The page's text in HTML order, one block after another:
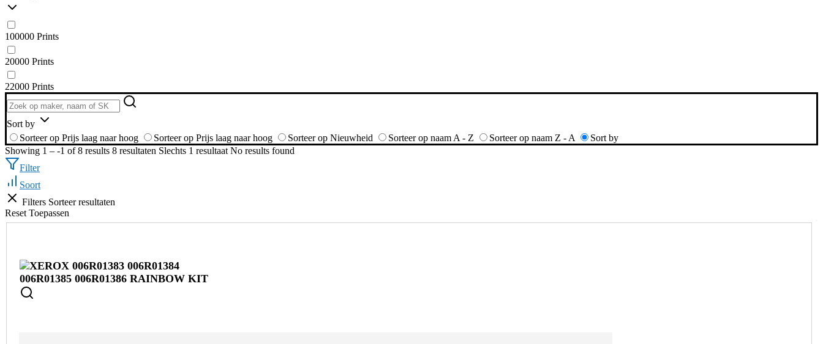
100000 Prints
20000 Prints
22000 Prints
Sort by
Sorteer op Prijs laag naar hoog
Sorteer op Prijs laag naar hoog Sorteer op Nieuwheid Sorteer op naam A - Z Sorteer op naam Z - A
Sort by
Showing 1 – -1 of 8 results 8 resultaten Slechts 1 resultaat No results found
Filter
Soort
Filters Sorteer resultaten
Reset Toepassen